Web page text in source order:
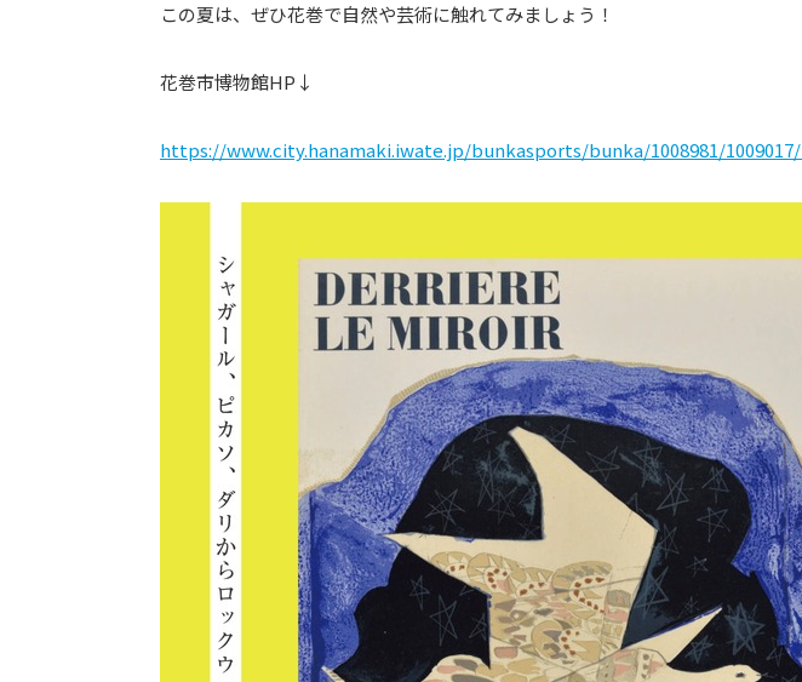
この夏は、ぜひ花巻で自然や芸術に触れてみましょう！
花巻市博物館HP↓
https://www.city.hanamaki.iwate.jp/bunkasports/bunka/1008981/